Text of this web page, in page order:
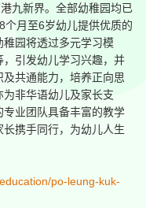
九新界。全部幼稚园均已
个月至6岁幼儿提供优质的
园将透过多元学习模
引发幼儿学习兴趣，并
共通能力，培养正向思
非华语幼儿及家长支
业团队具备丰富的教学
携手同行，为幼儿人生
po-leung-kuk-